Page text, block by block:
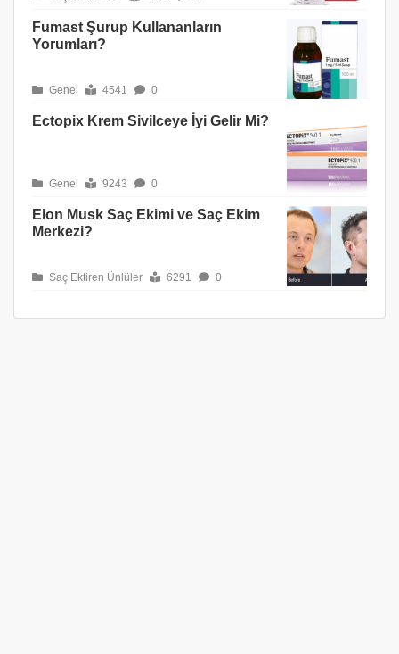
Fumast Şurup Kullananların
Yorumları?
Genel 4541 0
Ectopix Krem Sivilceye İyi Gelir Mi?
Genel 9243 0
Elon Musk Saç Ekimi ve Saç Ekim
Merkezi?
Saç Ektiren Ünlüler 6291 0